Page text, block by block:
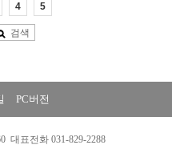
4 5
검색
PC버전
대표전화 031-829-2288